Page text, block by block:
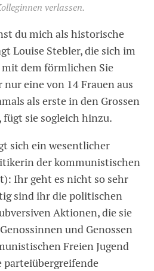
verlassen.
du mich als historische
Louise Stebler, die sich im
dem förmlichen Sie
eine von 14 Frauen aus
als erste in den Grossen
fügt sie sogleich hinzu.
sich ein wesentlicher
der kommunistischen
Ihr geht es nicht so sehr
sind ihr die politischen
Aktionen, die sie
und Genossen
Freien Jugend